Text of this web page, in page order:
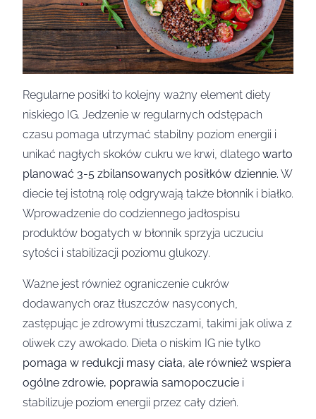
Regularne posiłki to kolejny ważny element diety
niskiego IG. Jedzenie w regularnych odstępach
czasu pomaga utrzymać stabilny poziom energii i
unikać nagłych skoków cukru we krwi, dlatego warto
planować 3-5 zbilansowanych posiłków dziennie. W
diecie tej istotną rolę odgrywają także błonnik i białko.
Wprowadzenie do codziennego jadłospisu
produktów bogatych w błonnik sprzyja uczuciu
sytości i stabilizacji poziomu glukozy.
Ważne jest również ograniczenie cukrów
dodawanych oraz tłuszczów nasyconych,
zastępując je zdrowymi tłuszczami, takimi jak oliwa z
oliwek czy awokado. Dieta o niskim IG nie tylko
pomaga w redukcji masy ciała, ale również wspiera
ogólne zdrowie, poprawia samopoczucie i
stabilizuje poziom energii przez cały dzień.